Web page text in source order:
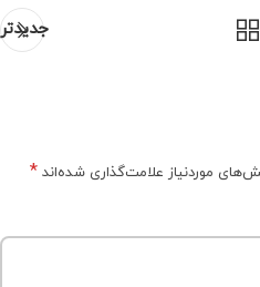
جدیدتر
موردنیاز علامت‌گذاری شده‌اند *